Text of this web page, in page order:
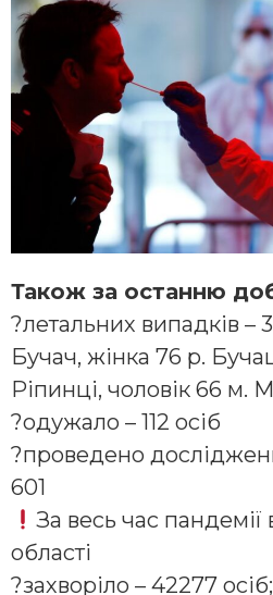
Також за останню
?летальних випадків –
Бучач, жінка 76 р.
Ріпинці, чоловік 66 м.
?одужало – 112 осіб
?проведено
601
За весь час пандемії
області
?захворіло – 42277 осіб;